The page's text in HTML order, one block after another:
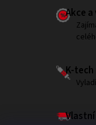
Akce
K-